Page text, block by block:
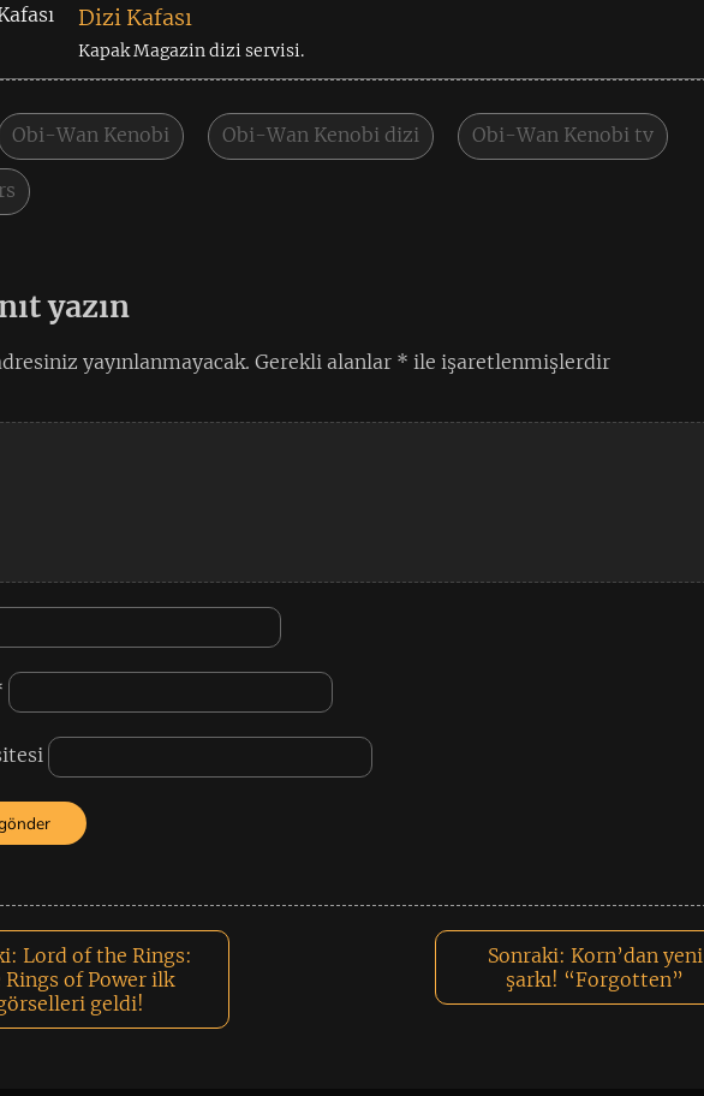
Dizi Kafası
Kapak Magazin dizi servisi.
Obi-Wan Kenobi Obi-Wan Kenobi dizi Obi-Wan Kenobi tv
yazın
yayınlanmayacak. Gerekli alanlar * ile işaretlenmişlerdir
Lord of the Rings:
Rings of Power ilk
geldi!
Sonraki: Korn’dan yeni
şarkı! “Forgotten”